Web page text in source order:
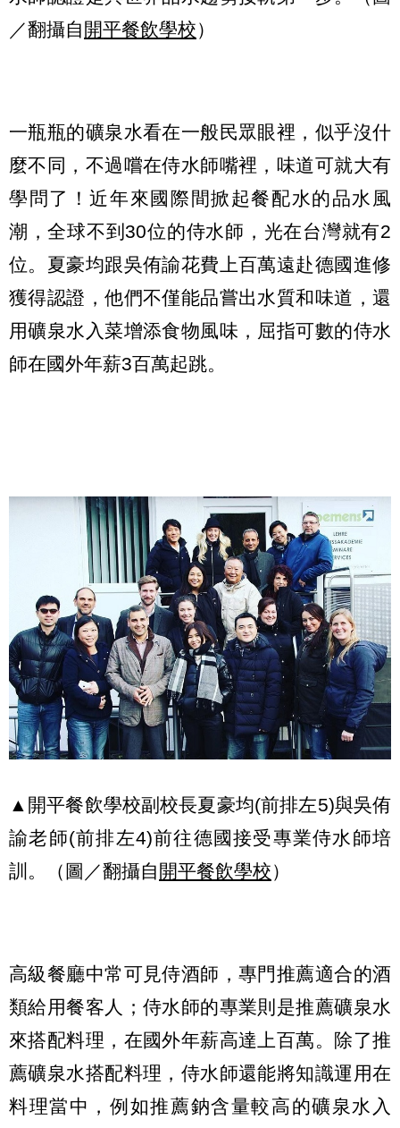
／翻攝自 開平餐飲學校）
一瓶瓶的礦泉水看在一般民眾眼裡，似乎沒什
麼不同，不過嚐在侍水師嘴裡，味道可就大有
學問了！近年來國際間掀起餐配水的品水風
潮，全球不到30位的侍水師，光在台灣就有2
位。夏豪均跟吳侑諭花費上百萬遠赴德國進修
獲得認證，他們不僅能品嘗出水質和味道，還
用礦泉水入菜增添食物風味，屈指可數的侍水
師在國外年薪3百萬起跳。
▲開平餐飲學校副校長夏豪均(前排左5)與吳侑
諭老師(前排左4)前往德國接受專業侍水師培
訓。（圖／翻攝自 開平餐飲學校）
高級餐廳中常可見侍酒師，專門推薦適合的酒
類給用餐客人；侍水師的專業則是推薦礦泉水
來搭配料理，在國外年薪高達上百萬。除了推
薦礦泉水搭配料理，侍水師還能將知識運用在
料理當中，例如推薦鈉含量較高的礦泉水入